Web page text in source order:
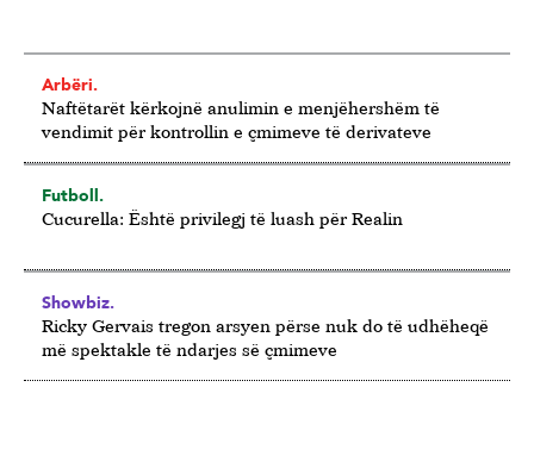
Arbëri.
Naftëtarët kërkojnë anulimin e menjëhershëm të
vendimit për kontrollin e çmimeve të derivateve
Futboll.
Cucurella: Është privilegj të luash për Realin
Showbiz.
Ricky Gervais tregon arsyen përse nuk do të udhëheqë
më spektakle të ndarjes së çmimeve